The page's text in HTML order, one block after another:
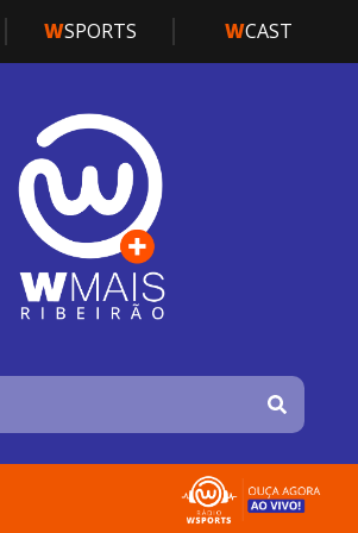
WSPORTS WCAST